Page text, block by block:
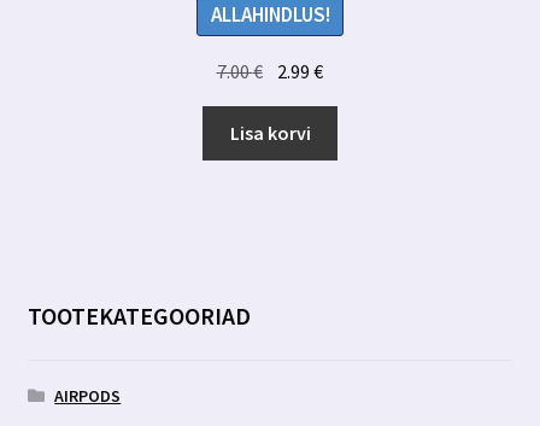
ALLAHINDLUS!
7.00€ Algne
oli:
7.00 €.
2.99€Praegune
2.99 €.
Lisa korvi
TOOTEKATEGOORIAD
AIRPODS